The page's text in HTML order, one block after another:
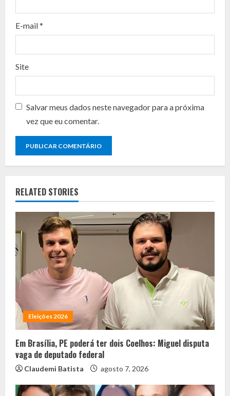
n
g
E-mail*
Site
Salvar meus dados neste navegador para a próxima
vez que eu comentar.
RELATED STORIES
Eleições 2026
Em Brasília, PE poderá ter dois Coelhos: Miguel disputa
vaga de deputado federal
Claudemi Batista agosto 7, 2026